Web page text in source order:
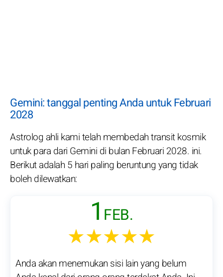
Gemini: tanggal penting Anda untuk Februari
2028
Astrolog ahli kami telah membedah transit kosmik
untuk para dari Gemini di bulan Februari 2028. ini.
Berikut adalah 5 hari paling beruntung yang tidak
boleh dilewatkan:
1 FEB.
★★★★★
Anda akan menemukan sisi lain yang belum